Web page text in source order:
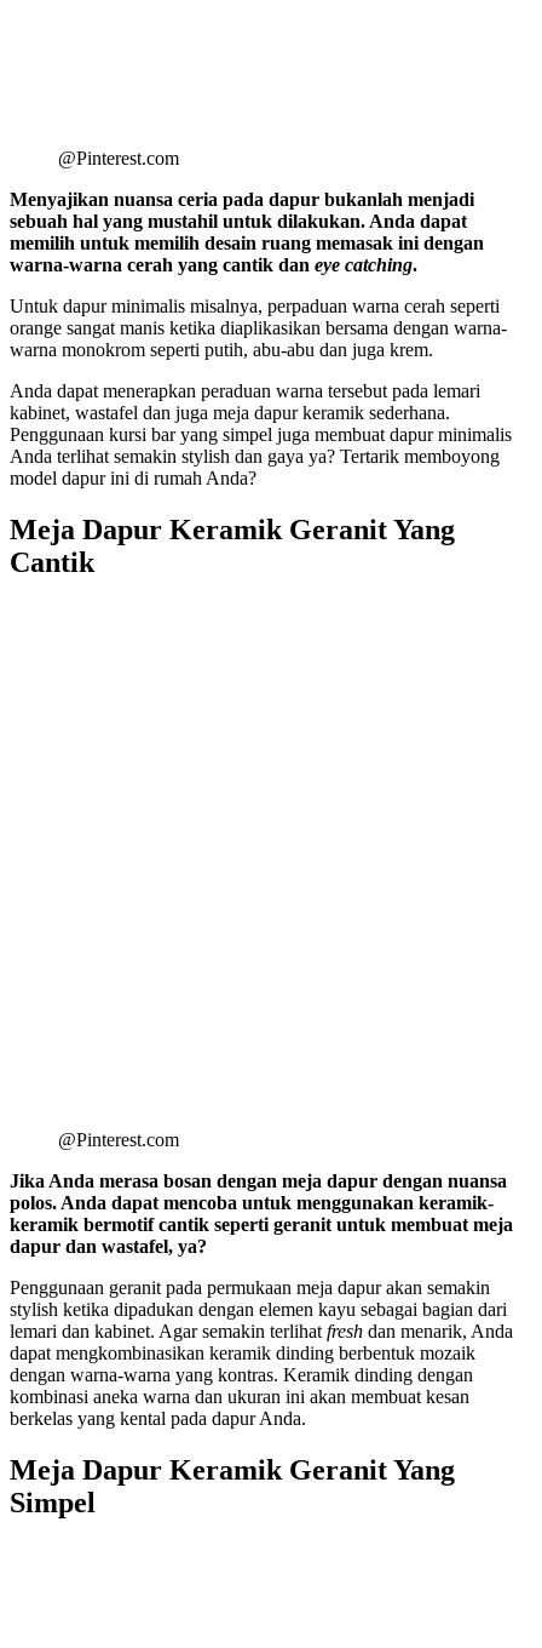
@Pinterest.com
Menyajikan nuansa ceria pada dapur bukanlah menjadi
sebuah hal yang mustahil untuk dilakukan. Anda dapat
memilih untuk memilih desain ruang memasak ini dengan
warna-warna cerah yang cantik dan eye catching.
Untuk dapur minimalis misalnya, perpaduan warna cerah seperti
orange sangat manis ketika diaplikasikan bersama dengan warna-
warna monokrom seperti putih, abu-abu dan juga krem.
Anda dapat menerapkan peraduan warna tersebut pada lemari
kabinet, wastafel dan juga meja dapur keramik sederhana.
Penggunaan kursi bar yang simpel juga membuat dapur minimalis
Anda terlihat semakin stylish dan gaya ya? Tertarik memboyong
model dapur ini di rumah Anda?
Meja Dapur Keramik Geranit Yang
Cantik
@Pinterest.com
Jika Anda merasa bosan dengan meja dapur dengan nuansa
polos. Anda dapat mencoba untuk menggunakan keramik-
keramik bermotif cantik seperti geranit untuk membuat meja
dapur dan wastafel, ya?
Penggunaan geranit pada permukaan meja dapur akan semakin
stylish ketika dipadukan dengan elemen kayu sebagai bagian dari
lemari dan kabinet. Agar semakin terlihatfresh dan menarik, Anda
dapat mengkombinasikan keramik dinding berbentuk mozaik
dengan warna-warna yang kontras. Keramik dinding dengan
kombinasi aneka warna dan ukuran ini akan membuat kesan
berkelas yang kental pada dapur Anda.
Meja Dapur Keramik Geranit Yang
Simpel